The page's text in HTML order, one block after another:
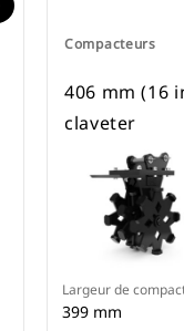
Compacteurs
406 mm (16
claveter
Largeur de
399 mm